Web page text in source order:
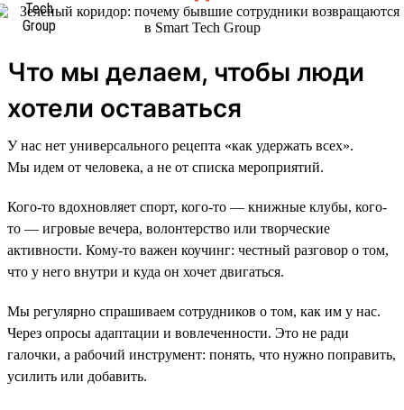
Что мы делаем, чтобы люди
хотели оставаться
У нас нет универсального рецепта «как удержать всех».
Мы идем от человека, а не от списка мероприятий.
Кого-то вдохновляет спорт, кого-то — книжные клубы, кого-
то — игровые вечера, волонтерство или творческие
активности. Кому-то важен коучинг: честный разговор о том,
что у него внутри и куда он хочет двигаться.
Мы регулярно спрашиваем сотрудников о том, как им у нас.
Через опросы адаптации и вовлеченности. Это не ради
галочки, а рабочий инструмент: понять, что нужно поправить,
усилить или добавить.